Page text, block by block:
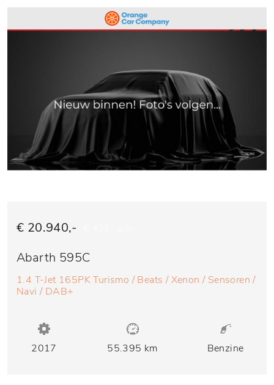
€ 20.940,-
Abarth 595C
1.4 T-Jet 165PK Turismo / Beats / Xenon / Sensoren /
Navi / DAB+
2017 55.395 km Benzine